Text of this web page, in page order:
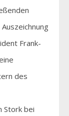
Frank-
des
Stork bei